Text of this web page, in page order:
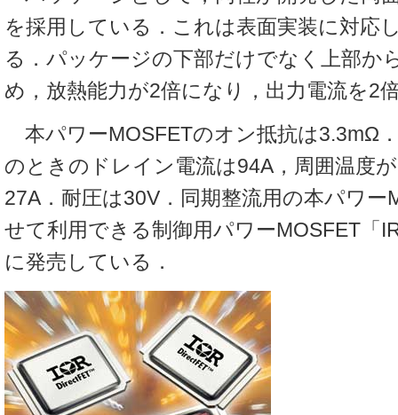
を採用している．これは表面実装に対応
る．パッケージの下部だけでなく上部か
め，放熱能力が2倍になり，出力電流を2
本パワーMOSFETのオン抵抗は3.3mΩ
のときのドレイン電流は94A，周囲温度
27A．耐圧は30V．同期整流用の本パワー
せて利用できる制御用パワーMOSFET「
に発売している．